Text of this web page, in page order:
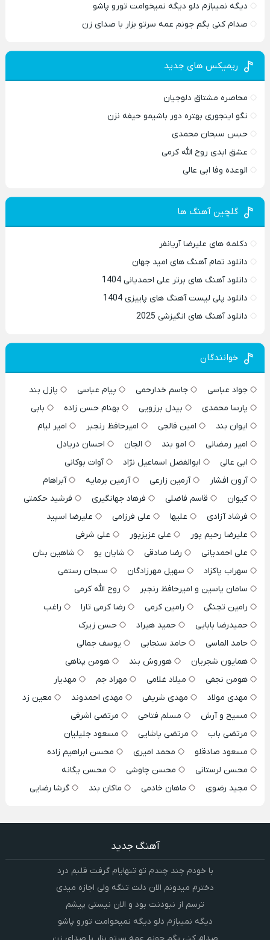
دیگه نمیبازم دلو دیگه نمیخوامت تورو پاشو
صدام کنی بگم جونم عمه سرتو بزار با صدای زن
ریمیکس های جدید
محاصره مشتاق دلوجیان
نگو اینجوری بهتره دور باشیمو حیفه نزن
حبس سبحان محمدی
عشق ابدی روح الله کرمی
الوعده وفا ابی عالی
گلچین آهنگ ها
دکلمه های علیرضا آریانفر
دانلود تمام آهنگ های امید جهان
دانلود آهنگ های برتر علی احمدیانی 1404
دانلود پلی لیست آهنگ های پاییزی 1404
دانلود آهنگ های انگیزشی 2025
خوانندگان
جواد عباسی جاسم خدارحمی پیام عباسی
پازل بند
پارسا محمدی
بیدل برزویی بهنام حسن زاده
بابی
ایوان بند
امین فالجی امیرحافظ رنجبر
امیر لیام
امیر رمضانی
امو بند الجان
احسان دریادل
ابی عالی
ابوالفضل اسماعیل نژاد
آوات بوکانی
آرون افشار
آرمین زارعی آرمین برمایه
آبراهام
کیوان
قاسم فاضلی فرهاد جهانگیری
فرشید حکمتی
فرشاد آزادی
علیها علی فرزامی
علیرضا اسپید
علیرضا رحیم پور
علی عزیزپور
علی شرفی
علی احمدیانی
رضا صادقی شایان یو
شاهین بنان
سهراب پاکزاد
سهیل مهرزادگان
سبحان رستمی
سامان یاسین و امیرحافظ رنجبر
روح الله کرمی
رامین تجنگی
رامین کرمی رضا کرمی تارا
راغب
حمیدرضا بابایی
حمید هیراد
حسن زیرک
حامد الماسی
حامد سنجابی
یوسف جمالی
همایون شجریان
هوروش بند
هومن پناهی
هومن نجفی
میلاد غلامی مهراد جم
مهدیار
مهدی مولاد
مهدی شریفی مهدی احمدوند
معین زد
مسیح و آرش
مسلم فتاحی
مرتضی اشرفی
مرتضی باب
مرتضی پاشایی
مسعود جلیلیان
مسعود صادقلو
محمد امیری
محسن ابراهیم زاده
محسن لرستانی
محسن چاوشی
محسن یگانه
مجید رضوی
ماهان خادمی ماکان بند گرشا رضایی
آهنگ جدید
با خودم چند چندم تو تنهایام گرفت قلبم درد
دخترم میدونم الان دلت تنگه ولی اجازه میدی
ترسم از نبودنت بود و الان نیستی پیشم
دیگه نمیبازم دلو دیگه نمیخوامت تورو پاشو